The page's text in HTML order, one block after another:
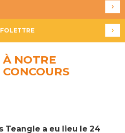
NOTRE
Teangle a eu lieu le 24